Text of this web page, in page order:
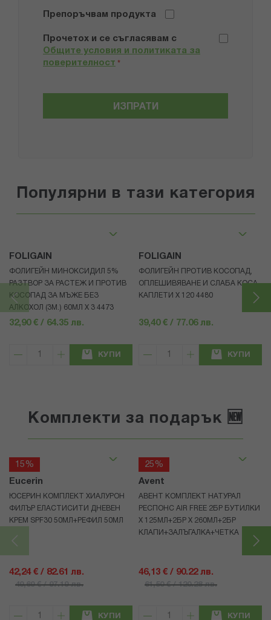
Препоръчвам продукта
Прочетох и се съгласявам с
Общите условия и политиката за
поверителност *
ИЗПРАТИ
Популярни в тази категория
FOLIGAIN
ФОЛИГЕЙН МИНОКСИДИЛ 5%
РАЗТВОР ЗА РАСТЕЖ И ПРОТИВ
КОСОПАД ЗА МЪЖЕ БЕЗ
АЛКОХОЛ (3М.) 60МЛ X 3 4473
32,90 € / 64.35 лв.
КУПИ
FOLIGAIN
ФОЛИГЕЙН ПРОТИВ КОСОПАД,
ОПЛЕШИВЯВАНЕ И СЛАБА КОСА
КАПЛЕТИ X 120 4480
39,40 € / 77.06 лв.
КУПИ
Комплекти за подарък 🆕
15%
Eucerin
ЮСЕРИН КОМПЛЕКТ ХИАЛУРОН
ФИЛЪР ЕЛАСТИСИТИ ДНЕВЕН
КРЕМ SPF30 50МЛ+РЕФИЛ 50МЛ
42,24 € / 82.61 лв.
49,69 € / 97.19 лв.
КУПИ
25%
Avent
АВЕНТ КОМПЛЕКТ НАТУРАЛ
РЕСПОНС AIR FREE 2БР БУТИЛКИ
Х 125МЛ+2БР Х 260МЛ+2БР
КЛАПИ+ЗАЛЪГАЛКА+ЧЕТКА
46,13 € / 90.22 лв.
61,50 € / 120.28 лв.
КУПИ